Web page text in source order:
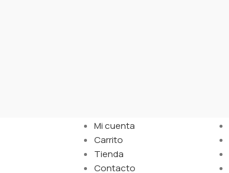
Mi cuenta
Carrito
Tienda
Contacto